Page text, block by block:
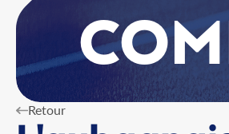
Retour